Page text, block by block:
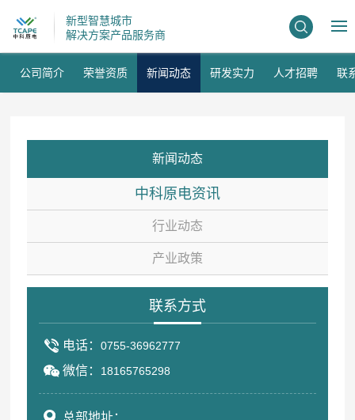
新型智慧城市
解决方案产品服务商
NEWS
新闻动态
公司简介 荣誉资质 新闻动态 研发实力 人才招聘 联
新闻动态
中科原电资讯
行业动态
产业政策
联系方式
电话：0755-36962777
微信： 18165765298
总部地址：